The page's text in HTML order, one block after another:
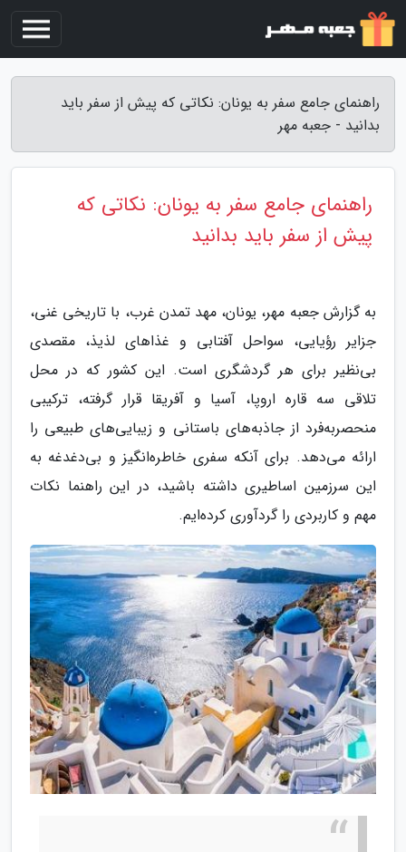
راهنمای جامع سفر به یونان: نکاتی که پیش از سفر باید
بدانید - جعبه مهر
راهنمای جامع سفر به یونان: نکاتی که
پیش از سفر باید بدانید
به گزارش جعبه مهر، یونان، مهد تمدن غرب، با تاریخی غنی،
جزایر رؤیایی، سواحل آفتابی و غذاهای لذیذ، مقصدی
بی‌نظیر برای هر گردشگری است. این کشور که در محل
تلاقی سه قاره اروپا، آسیا و آفریقا قرار گرفته، ترکیبی
منحصربه‌فرد از جاذبه‌های باستانی و زیبایی‌های طبیعی را
ارائه می‌دهد. برای آنکه سفری خاطره‌انگیز و بی‌دغدغه به
این سرزمین اساطیری داشته باشید، در این راهنما نکات
مهم و کاربردی را گردآوری کرده‌ایم.